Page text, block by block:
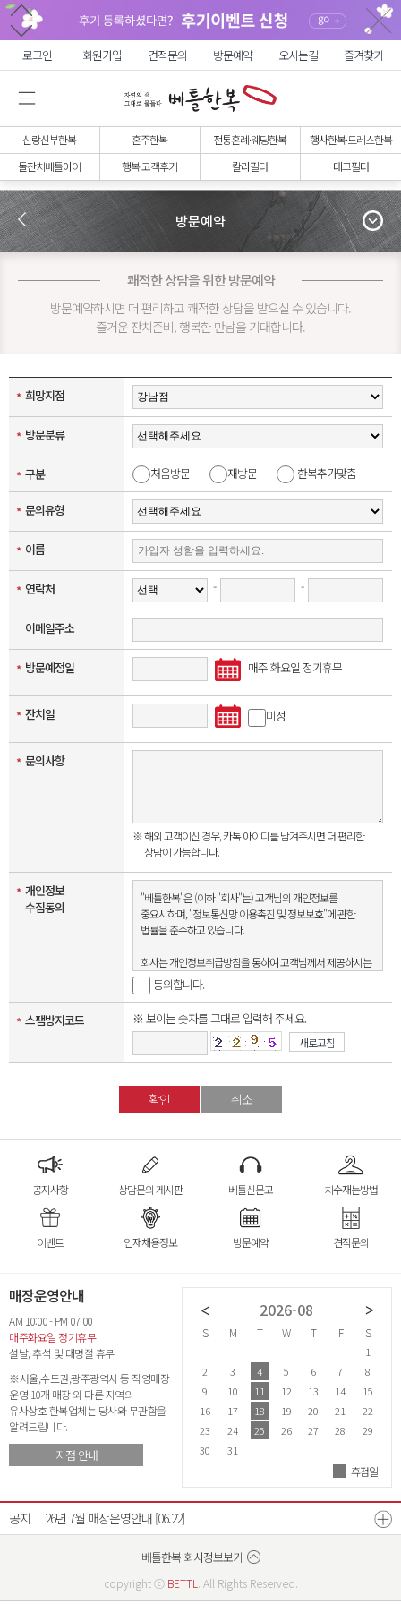
로그인 회원가입 견적문의 방문예약 오시는길 즐겨찾기
신랑신부한복 혼주한복 전통혼례·웨딩한복
행사한복·드레스한복
돌잔치베틀아이
행복 고객후기 칼라필터 태그필터
방문예약
쾌적한 상담을 위한 방문예약
방문예약하시면 더 편리하고 쾌적한 상담을 받으실 수 있습니다.
즐거운 잔치준비, 행복한 만남을 기대합니다.
* 희망지점
* 방문분류
* 구분 처음방문 재방문 한복추가맞춤
* 문의유형
* 이름
* 연락처 - -
이메일주소
* 방문예정일 매주 화요일 정기휴무
* 잔치일 미정
* 문의사항
※ 해외 고객이신 경우, 카톡 아이디를 남겨주시면 더 편리한
상담이 가능합니다.
* 개인정보
수집동의
"베틀한복"은 (이하 "회사"는) 고객님의 개인정보를
중요시하며, "정보통신망 이용촉진 및 정보보호"에 관한
법률을 준수하고 있습니다.
회사는 개인정보취급방침을 통하여 고객님께서 제공하시는
개인정보가 어떠한 용도와 방식으로 이용되고 있으며,
개인정보보호를 위해 어떠한 조치가 취해지고 있는지
알려드립니다.
회사는 개인정보취급방침을 개정하는 경우 웹사이트
공지사항(또는 개별공지)을 통하여 공지할 것입니다.
ο 본 방침은 : 2008 년 09 월 01 일 부터
시행됩니다.
■ 수집하는 개인정보 항목
회사는 회원가입, 상담, 서비스 신청 등등을 위해 아래와 같은
개인정보를 수집하고 있습니다.
ο 수집항목 : 이름 , 로그인ID , 비밀번호 ,
휴대전화번호 , 이메일 , 행사일
ο 개인정보 수집방법 : 홈페이지
■ 개인정보의 수집 및 이용목적
회사는 수집한 개인정보를 다음의 목적을 위해 활용합니다.
제공에 따른 요금정산 콘텐츠 제공
ο 회원 관리
회원제 서비스 이용에 따른 본인확인 ,
개인 식별 , 불량회원의 부정 이용 방지와
비인가 사용 방지 , 가입 의사 확인 ,
연령확인 , 만14세 미만 아동 개인정보
ο 마케팅 및 광고에 활용
신규 서비스(제품) 개발 및 특화 , 이벤트
등 광고성 정보 전달 , 인구통계학적
특성에 따른 서비스 제공 및 광고 게재
■ 개인정보의 보유 및 이용기간
동의합니다.
* 스팸방지코드 ※ 보이는 숫자를 그대로 입력해 주세요.
새로고침
확인 취소
공지사항 상담문의 게시판 베틀신문고 치수재는방법
이벤트 인재채용정보 방문예약 견적문의
매장운영안내
AM 10:00 - PM 07:00
매주화요일 정기휴무
설날, 추석 및 대명절 휴무
※서울,수도권,광주광역시 등 직영매장
운영 10개 매장 외 다른 지역의
유사상호 한복업체는 당사와 무관함을
알려드립니다.
지점 안내
2026-07
S M T W
1
7 8 9 10
12
13 14 15 16
19
20 21 22 23 24
26
27 28
2026-08
S M T W T F S
1
2
3 4 5 6 7
8
9
10 11 12 13 14
15
16
17 18 19 20 21
22
23
24 25 26 27 28
29
30
31
휴점일
공지
[07.21]
26년 7월 매장운영안내 [06.22]
광주광역시점 확장이전안내[12.17]
베스트리워드 선정자 발표[07.18]
베틀한복 매장운영시간 변경안내 [12.26]
베틀한복 회사정보보기
copyright ⓒ BETTL . All Rights Reserved.